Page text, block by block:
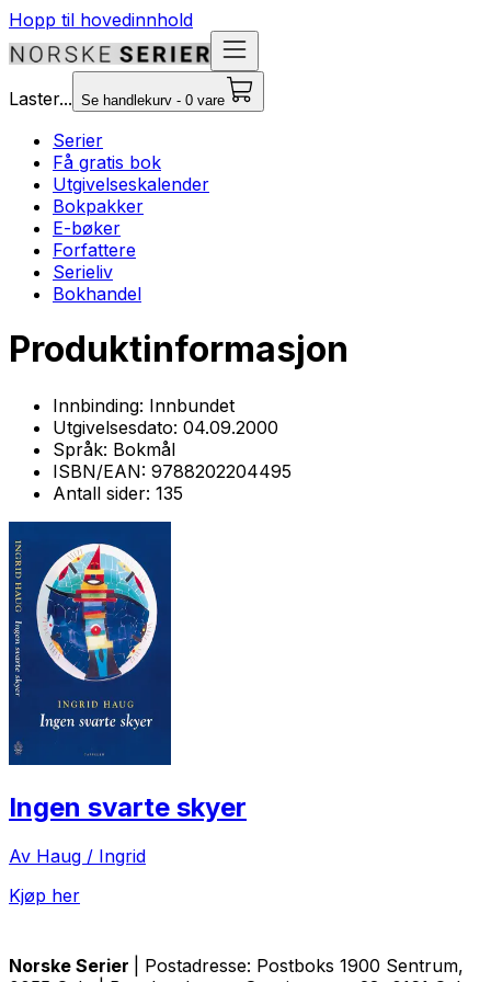
Hopp til hovedinnhold
Laster... Se handlekurv - 0 vare
Serier
Få gratis bok
Utgivelseskalender
Bokpakker
E-bøker
Forfattere
Serieliv
Bokhandel
Produktinformasjon
Innbinding: Innbundet
Utgivelsesdato: 04.09.2000
Språk: Bokmål
ISBN/EAN: 9788202204495
Antall sider: 135
Ingen svarte skyer
Av Haug / Ingrid
Kjøp her
Norske Serier
| Postadresse: Postboks 1900 Sentrum,